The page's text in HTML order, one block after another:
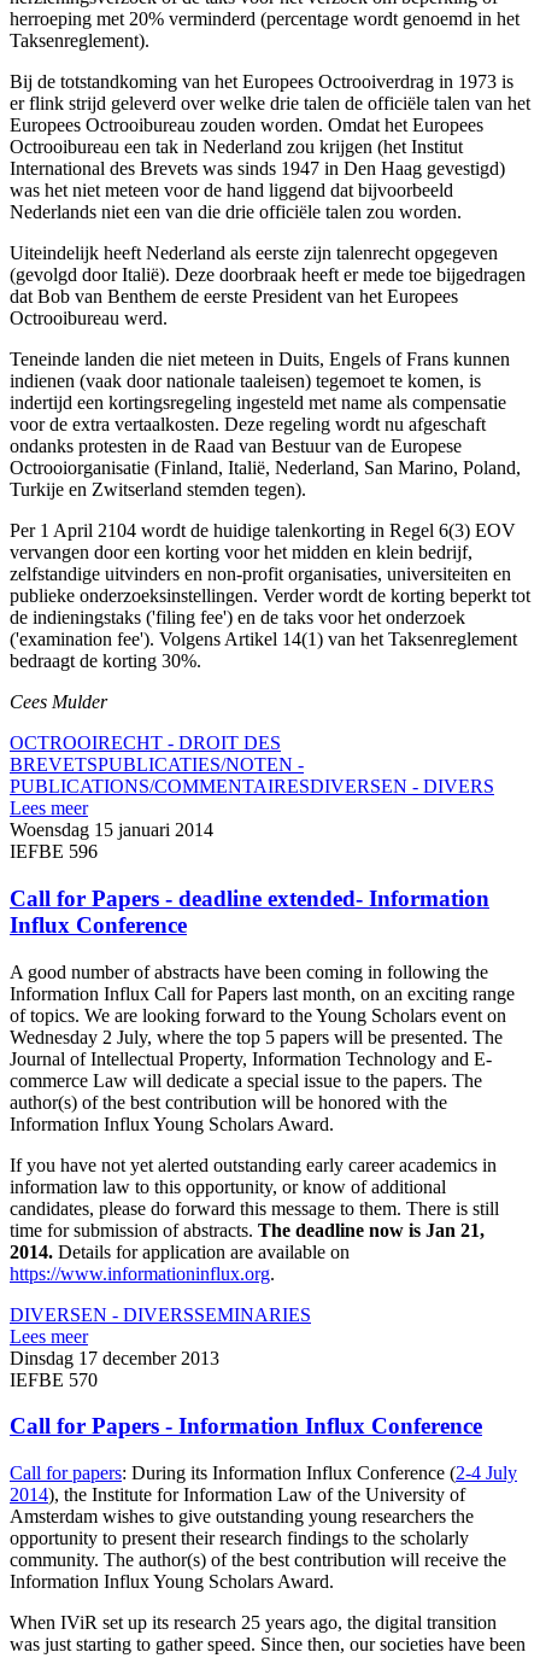
herroeping met 20% verminderd (percentage wordt genoemd in het
Taksenreglement).
Bij de totstandkoming van het Europees Octrooiverdrag in 1973 is
er flink strijd geleverd over welke drie talen de officiële talen van het
Europees Octrooibureau zouden worden. Omdat het Europees
Octrooibureau een tak in Nederland zou krijgen (het Institut
International des Brevets was sinds 1947 in Den Haag gevestigd)
was het niet meteen voor de hand liggend dat bijvoorbeeld
Nederlands niet een van die drie officiële talen zou worden.
Uiteindelijk heeft Nederland als eerste zijn talenrecht opgegeven
(gevolgd door Italië). Deze doorbraak heeft er mede toe bijgedragen
dat Bob van Benthem de eerste President van het Europees
Octrooibureau werd.
Teneinde landen die niet meteen in Duits, Engels of Frans kunnen
indienen (vaak door nationale taaleisen) tegemoet te komen, is
indertijd een kortingsregeling ingesteld met name als compensatie
voor de extra vertaalkosten. Deze regeling wordt nu afgeschaft
ondanks protesten in de Raad van Bestuur van de Europese
Octrooiorganisatie (Finland, Italië, Nederland, San Marino, Poland,
Turkije en Zwitserland stemden tegen).
Per 1 April 2104 wordt de huidige talenkorting in Regel 6(3) EOV
vervangen door een korting voor het midden en klein bedrijf,
zelfstandige uitvinders en non-profit organisaties, universiteiten en
publieke onderzoeksinstellingen. Verder wordt de korting beperkt tot
de indieningstaks ('filing fee') en de taks voor het onderzoek
('examination fee'). Volgens Artikel 14(1) van het Taksenreglement
bedraagt de korting 30%.
Cees Mulder
OCTROOIRECHT - DROIT DES
BREVETSPUBLICATIES/NOTEN -
PUBLICATIONS/COMMENTAIRESDIVERSEN - DIVERS
Lees meer
Woensdag 15 januari 2014
IEFBE 596
Call for Papers - deadline extended- Information
Influx Conference
A good number of abstracts have been coming in following the
Information Influx Call for Papers last month, on an exciting range
of topics. We are looking forward to the Young Scholars event on
Wednesday 2 July, where the top 5 papers will be presented. The
Journal of Intellectual Property, Information Technology and E-
commerce Law will dedicate a special issue to the papers. The
author(s) of the best contribution will be honored with the
Information Influx Young Scholars Award.
If you have not yet alerted outstanding early career academics in
information law to this opportunity, or know of additional
candidates, please do forward this message to them. There is still
time for submission of abstracts. The deadline now is Jan 21,
2014. Details for application are available on
https://www.informationinflux.org.
DIVERSEN - DIVERSSEMINARIES
Lees meer
Dinsdag 17 december 2013
IEFBE 570
Call for Papers - Information Influx Conference
Call for papers: During its Information Influx Conference (2-4 July
2014), the Institute for Information Law of the University of
Amsterdam wishes to give outstanding young researchers the
opportunity to present their research findings to the scholarly
community. The author(s) of the best contribution will receive the
Information Influx Young Scholars Award.
When IViR set up its research 25 years ago, the digital transition
was just starting to gather speed. Since then, our societies have been